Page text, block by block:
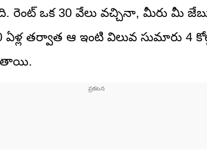
రెంట్ ఒక 30 వేలు వచ్చినా, మీరు మీ
తర్వాత ఆ ఇంటి విలువ సుమారు 4